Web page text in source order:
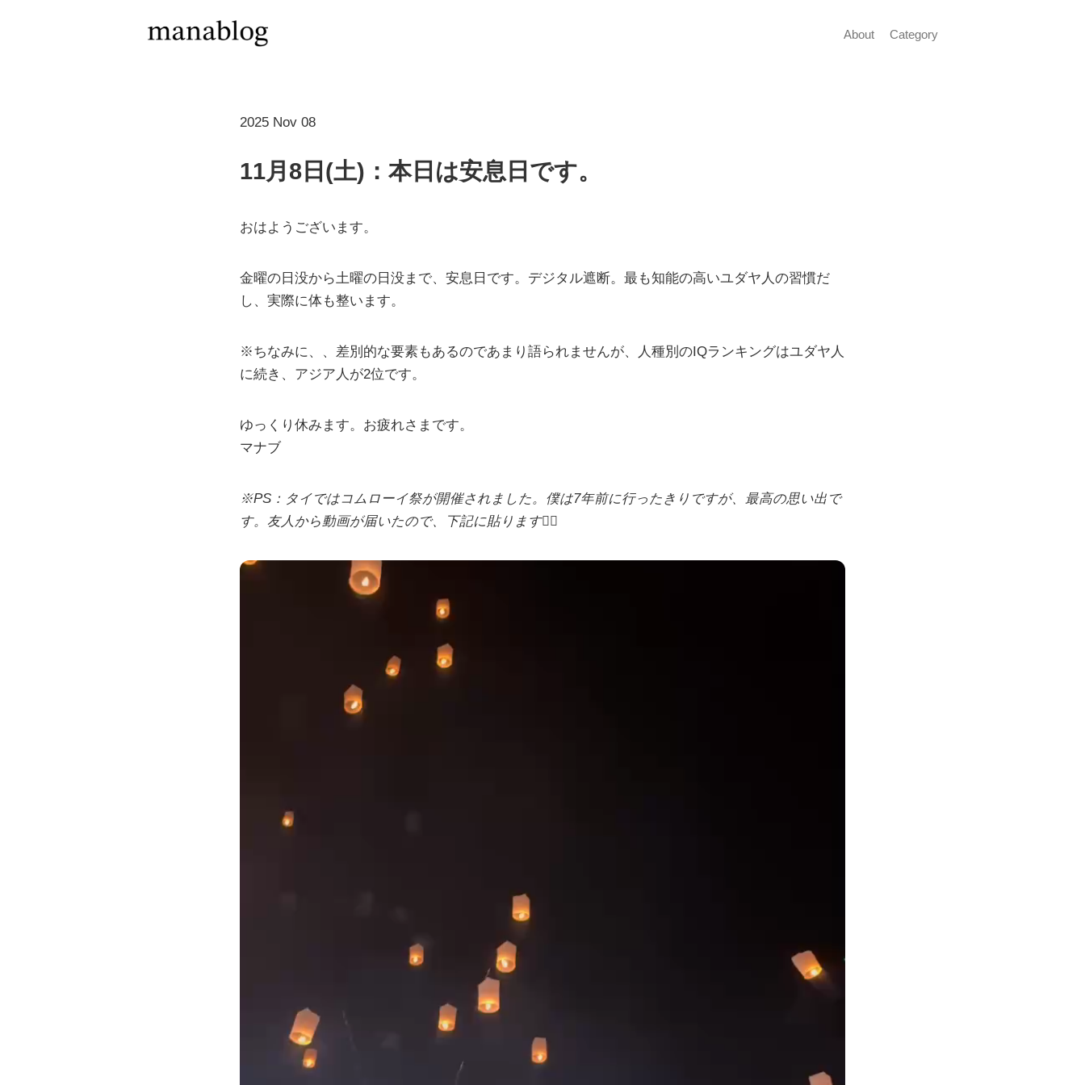
About Category
2025 Nov 08
11月8日(土)：本日は安息日です。
おはようございます。
金曜の日没から土曜の日没まで、安息日です。デジタル遮断。最も知能の高いユダヤ人の習慣だ
し、実際に体も整います。
※ちなみに、、差別的な要素もあるのであまり語られませんが、人種別のIQランキングはユダヤ人
に続き、アジア人が2位です。
ゆっくり休みます。お疲れさまです。
マナブ
※PS：タイではコムローイ祭が開催されました。僕は7年前に行ったきりですが、最高の思い出で
す。友人から動画が届いたので、下記に貼ります🙋‍♂️